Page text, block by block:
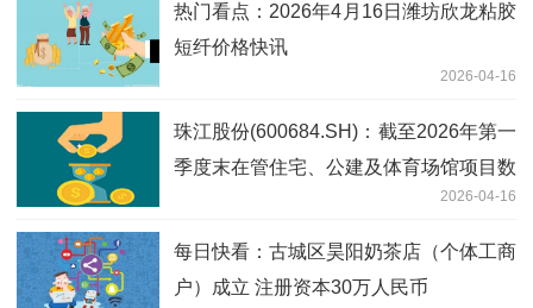
热门看点：2026年4月16日潍坊欣龙粘胶
短纤价格快讯
2026-04-16
珠江股份(600684.SH)：截至2026年第一
季度末在管住宅、公建及体育场馆项目数
2026-04-16
每日快看：古城区昊阳奶茶店（个体工商
户）成立 注册资本30万人民币